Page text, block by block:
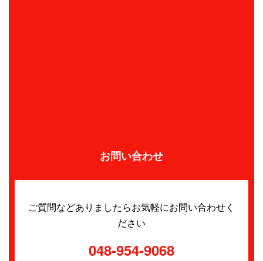
お問い合わせ
ご質問などありましたらお気軽にお問い合わせく
ださい
048-954-9068